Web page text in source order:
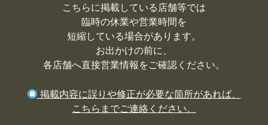
こちらに掲載している店舗等では
臨時の休業や営業時間を
短縮している場合があります。
お出かけの前に、
各店舗へ直接営業情報をご確認ください。
掲載内容に誤りや修正が必要な箇所があれば、
こちらまでご連絡ください。